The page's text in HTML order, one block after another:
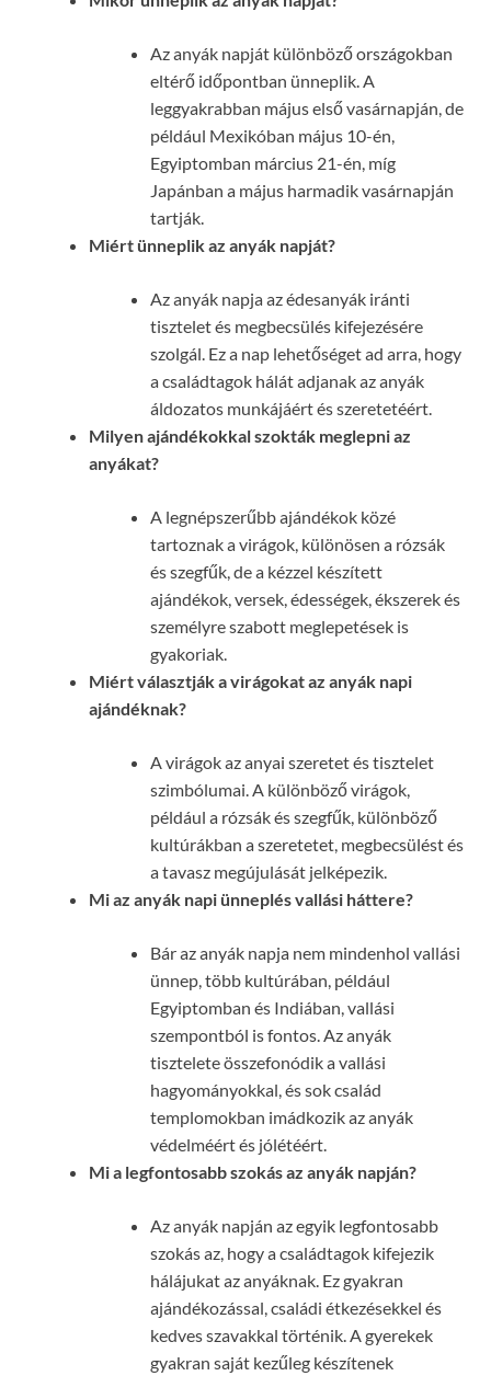
Az anyák napját különböző országokban
eltérő időpontban ünneplik. A
leggyakrabban május első vasárnapján, de
például Mexikóban május 10-én,
Egyiptomban március 21-én, míg
Japánban a május harmadik vasárnapján
tartják.
Miért ünneplik az anyák napját?
Az anyák napja az édesanyák iránti
tisztelet és megbecsülés kifejezésére
szolgál. Ez a nap lehetőséget ad arra, hogy
a családtagok hálát adjanak az anyák
áldozatos munkájáért és szeretetéért.
Milyen ajándékokkal szokták meglepni az
anyákat?
A legnépszerűbb ajándékok közé
tartoznak a virágok, különösen a rózsák
és szegfűk, de a kézzel készített
ajándékok, versek, édességek, ékszerek és
személyre szabott meglepetések is
gyakoriak.
Miért választják a virágokat az anyák napi
ajándéknak?
A virágok az anyai szeretet és tisztelet
szimbólumai. A különböző virágok,
például a rózsák és szegfűk, különböző
kultúrákban a szeretetet, megbecsülést és
a tavasz megújulását jelképezik.
Mi az anyák napi ünneplés vallási háttere?
Bár az anyák napja nem mindenhol vallási
ünnep, több kultúrában, például
Egyiptomban és Indiában, vallási
szempontból is fontos. Az anyák
tisztelete összefonódik a vallási
hagyományokkal, és sok család
templomokban imádkozik az anyák
védelméért és jólétéért.
Mi a legfontosabb szokás az anyák napján?
Az anyák napján az egyik legfontosabb
szokás az, hogy a családtagok kifejezik
hálájukat az anyáknak. Ez gyakran
ajándékozással, családi étkezésekkel és
kedves szavakkal történik. A gyerekek
gyakran saját kezűleg készítenek